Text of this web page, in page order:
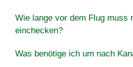
Wie lange vor dem Flug muss
einchecken?
Was benötige ich um nach